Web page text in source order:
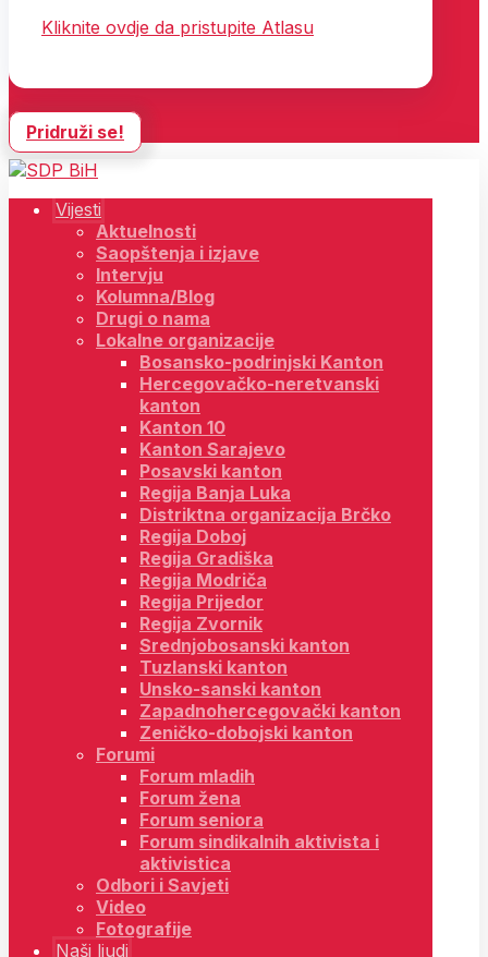
Kliknite ovdje da pristupite Atlasu
Pridruži se!
Vijesti
Aktuelnosti
Saopštenja i izjave
Intervju
Kolumna/Blog
Drugi o nama
Lokalne organizacije
Bosansko-podrinjski Kanton
Hercegovačko-neretvanski
kanton
Kanton 10
Kanton Sarajevo
Posavski kanton
Regija Banja Luka
Distriktna organizacija Brčko
Regija Doboj
Regija Gradiška
Regija Modriča
Regija Prijedor
Regija Zvornik
Srednjobosanski kanton
Tuzlanski kanton
Unsko-sanski kanton
Zapadnohercegovački kanton
Zeničko-dobojski kanton
Forumi
Forum mladih
Forum žena
Forum seniora
Forum sindikalnih aktivista i
aktivistica
Odbori i Savjeti
Video
Fotografije
Naši ljudi